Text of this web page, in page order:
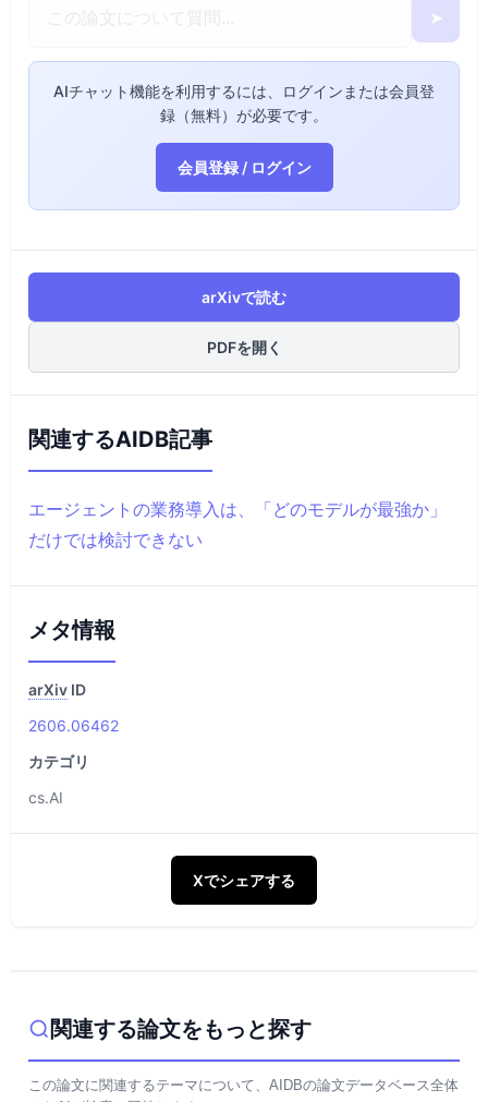
➤
AIチャット機能を利用するには、ログインまたは会員登
録（無料）が必要です。
会員登録 / ログイン
arXivで読む
PDFを開く
関連するAIDB記事
エージェントの業務導入は、「どのモデルが最強か」
だけでは検討できない
メタ情報
arXiv ID
2606.06462
カテゴリ
cs.AI
Xでシェアする
関連する論文をもっと探す
この論文に関連するテーマについて、AIDBの論文データベース全体